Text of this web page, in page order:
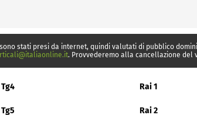
stati presi da internet, quindi valutati di pubblico
. Provvederemo alla cancellazione del
Tg4 Rai 1
Tg5 Rai 2